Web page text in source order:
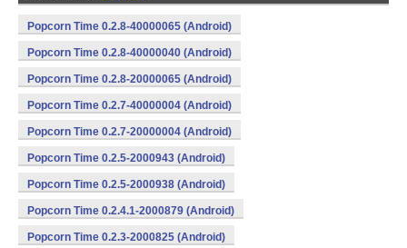
Popcorn Time 0.2.8-40000065 (Android)
Popcorn Time 0.2.8-40000040 (Android)
Popcorn Time 0.2.8-20000065 (Android)
Popcorn Time 0.2.7-40000004 (Android)
Popcorn Time 0.2.7-20000004 (Android)
Popcorn Time 0.2.5-2000943 (Android)
Popcorn Time 0.2.5-2000938 (Android)
Popcorn Time 0.2.4.1-2000879 (Android)
Popcorn Time 0.2.3-2000825 (Android)